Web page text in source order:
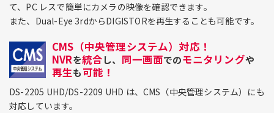
て、PC レスで簡単にカメラの映像を確認できます。
また、Dual-Eye 3rdからDIGISTORを再生することも可能です。
CMS（中央管理システム）対応！
NVRを統合し、 同一画面でのモニタリングや
再生も可能！
DS-2205 UHD/DS-2209 UHD は、CMS（中央管理システム）にも
対応しています。